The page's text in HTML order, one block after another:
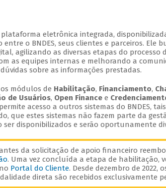
plataforma eletrônica integrada,
o BNDES, seus clientes e parceiros. Ele
agilizando as diversas etapas do processo
as equipes internas e melhorando a
sobre as informações prestadas.
módulos de Habilitação, Financiamento,
de Usuários, Open Financee
acesso a outros sistemas do BNDES,
que estes sistemas não fazem parte da
disponibilizados e serão oportunamente
da solicitação de apoio financeiro
. Uma vez concluída a etapa de habilitação,
Portal do Cliente. Desde dezembro de 2022,
direta são recebidos exclusivamente